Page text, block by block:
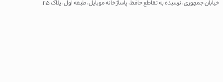
جمهوری، نرسیده به تقاطع حافظ، پاساژ خانه موبایل، طبقه اول، پلاک 115.